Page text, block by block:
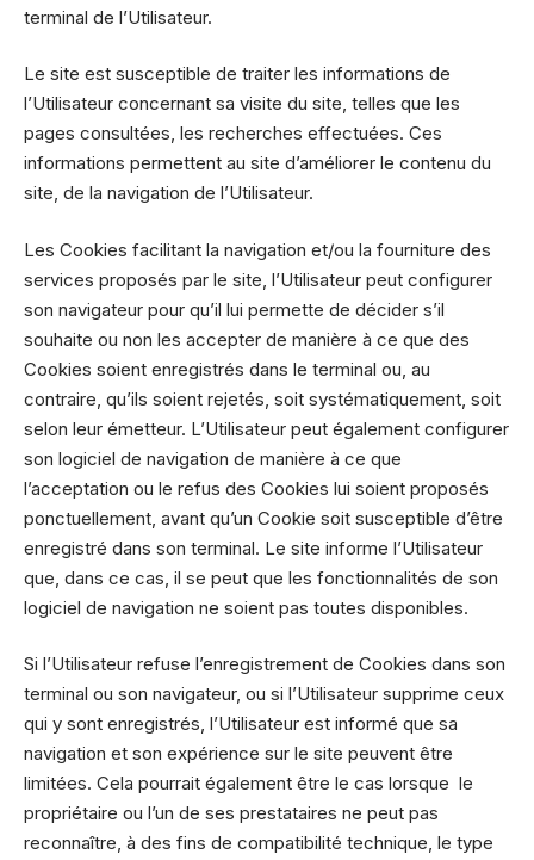
terminal de l’Utilisateur.
Le site est susceptible de traiter les informations de
l’Utilisateur concernant sa visite du site, telles que les
pages consultées, les recherches effectuées. Ces
informations permettent au site d’améliorer le contenu du
site, de la navigation de l’Utilisateur.
Les Cookies facilitant la navigation et/ou la fourniture des
services proposés par le site, l’Utilisateur peut configurer
son navigateur pour qu’il lui permette de décider s’il
souhaite ou non les accepter de manière à ce que des
Cookies soient enregistrés dans le terminal ou, au
contraire, qu’ils soient rejetés, soit systématiquement, soit
selon leur émetteur. L’Utilisateur peut également configurer
son logiciel de navigation de manière à ce que
l’acceptation ou le refus des Cookies lui soient proposés
ponctuellement, avant qu’un Cookie soit susceptible d’être
enregistré dans son terminal. Le site informe l’Utilisateur
que, dans ce cas, il se peut que les fonctionnalités de son
logiciel de navigation ne soient pas toutes disponibles.
Si l’Utilisateur refuse l’enregistrement de Cookies dans son
terminal ou son navigateur, ou si l’Utilisateur supprime ceux
qui y sont enregistrés, l’Utilisateur est informé que sa
navigation et son expérience sur le site peuvent être
limitées. Cela pourrait également être le cas lorsque le
propriétaire ou l’un de ses prestataires ne peut pas
reconnaître, à des fins de compatibilité technique, le type